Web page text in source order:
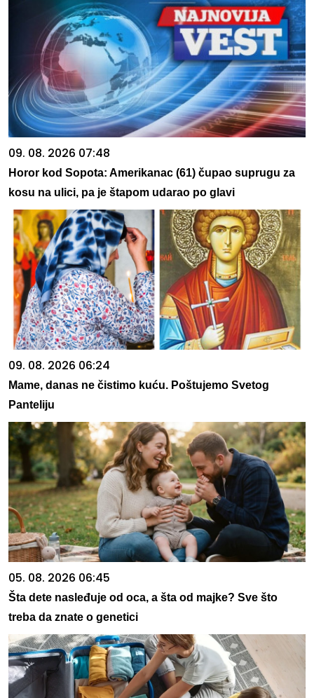
09. 08. 2026 07:48
Horor kod Sopota: Amerikanac (61) čupao suprugu za
kosu na ulici, pa je štapom udarao po glavi
09. 08. 2026 06:24
Mame, danas ne čistimo kuću. Poštujemo Svetog
Panteliju
05. 08. 2026 06:45
Šta dete nasleđuje od oca, a šta od majke? Sve što
treba da znate o genetici